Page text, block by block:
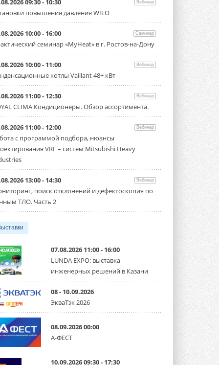
«РУСКЛИМАТ Fest 2026» в Уфе
собрал свыше 700 профи
климатической отрасли
Организатором выступил торгово-
производственный холдинг ...
3 АВГУСТА 2026
«Датарк» испытал модульный
ЦОД с плотностью 54 кВт на
стойку
Испытания прошли на собственной
производственной площадке и были ...
3 АВГУСТА 2026
Samsung выпускает VRF-
систему DVM на R32
Линейка включает семь типоразмеров
производительностью от 22,4 до 56 кВт.
«СиСофт Девелопмент» подвел
итоги конкурса студенческих
проектов «ТИМ-лидеры 2026»
«Русклимат» укрепляет
партнёрство за Уралом
Президент Омского землячества в
Москве Михаил Тимошенко посетил
Омск с трёхдневным рабочим визитом ...
31 ИЮЛЯ 2026
Carrier модернизирует
флагманский чиллер AquaEdge
19XR
Чиллер получил новую версию,
работающую на хладагенте R1234ze ...
31 ИЮЛЯ 2026
Mitsubishi расширяет
09:30 - 10:30 Вебинар
повышения давления WILO
10:00 - 16:00 Семинар
семинар «MyHeat» в г. Ростов-на-Дону
10:00 - 11:00 Вебинар
котлы Vaillant 48+ кВт
11:00 - 12:30 Вебинар
CLIMA Кондиционеры. Обзор ассортимента.
11:00 - 12:00 Вебинар
с программой подбора, нюансы
VRF – систем Mitsubishi Heavy
13:00 - 14:30 Вебинар
поиск отклонений и дефектоскопия по
ТЛО. Часть 2
07.08.2026 11:00 - 16:00
LUNDA EXPO: выставка
инженерных решений в Казани
08 - 10.09.2026
ЭкваТэк 2026
08.09.2026 00:00
А-ФЕСТ
10.09.2026 09:30 - 17:30